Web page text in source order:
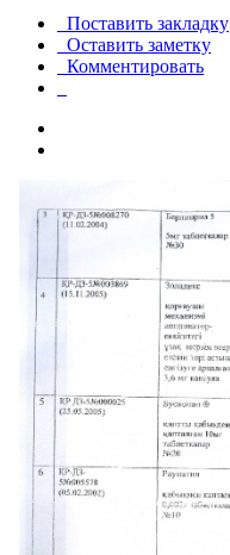
Поставить закладку
Оставить заметку
Комментировать